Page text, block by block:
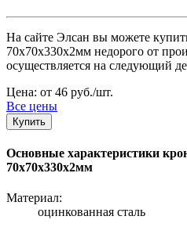
На сайте Элсан вы можете
70х70х330х2мм недорого от
осуществляется на следующий
Цена: от 46 руб./шт.
Все цены
Купить
Основные характеристики
70х70х330х2мм
Материал:
оцинкованная сталь